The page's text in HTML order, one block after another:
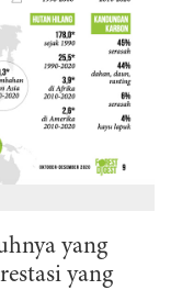
yang
yang